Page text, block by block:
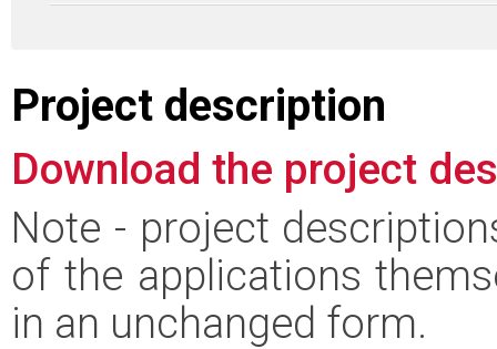
Project description
Download the project
Note - project
of the applications
in an unchanged form.